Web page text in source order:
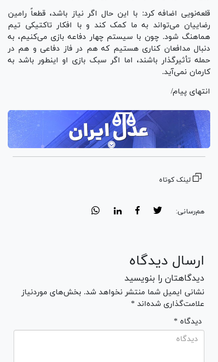
قلعه‌نویی اضافه کرد: با این حال اگر نیاز باشد، قطعاً رامین
رضاییان می‌تواند به ما کمک کند و با افکار تاکتیکی تیم
هماهنگ شود. چون با سیستم چهار دفاعه بازی می‌کنیم، به
دنبال مدافعان کناری هستیم که هم در فاز دفاعی و هم در
حمله تأثیرگذار باشند، اما اگر سبک بازی او اینطور باشد به
کارمان نمی‌آید.
انتهای پیام/
لینک کوتاه
هم‌رسانی:
ارسال دیدگاه
دیدگاهتان را بنویسید
نشانی ایمیل شما منتشر نخواهد شد. بخش‌های موردنیاز
علامت‌گذاری شده‌اند *
* دیدگاه